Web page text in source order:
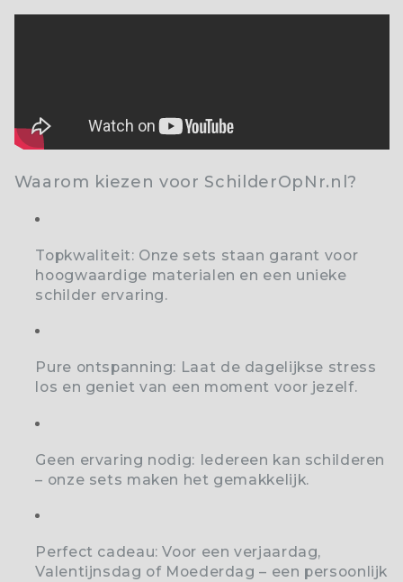
Waarom kiezen voor SchilderOpNr.nl?
Topkwaliteit: Onze sets staan garant voor
hoogwaardige materialen en een unieke
schilder ervaring.
Pure ontspanning: Laat de dagelijkse stress
los en geniet van een moment voor jezelf.
Geen ervaring nodig: Iedereen kan schilderen
– onze sets maken het gemakkelijk.
Perfect cadeau:Voor een verjaardag,
Valentijnsdag of Moederdag – een persoonlijk